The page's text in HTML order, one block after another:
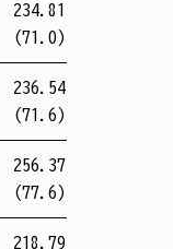
234.81
(71.0)
236.54
(71.6)
256.37
(77.6)
218.79